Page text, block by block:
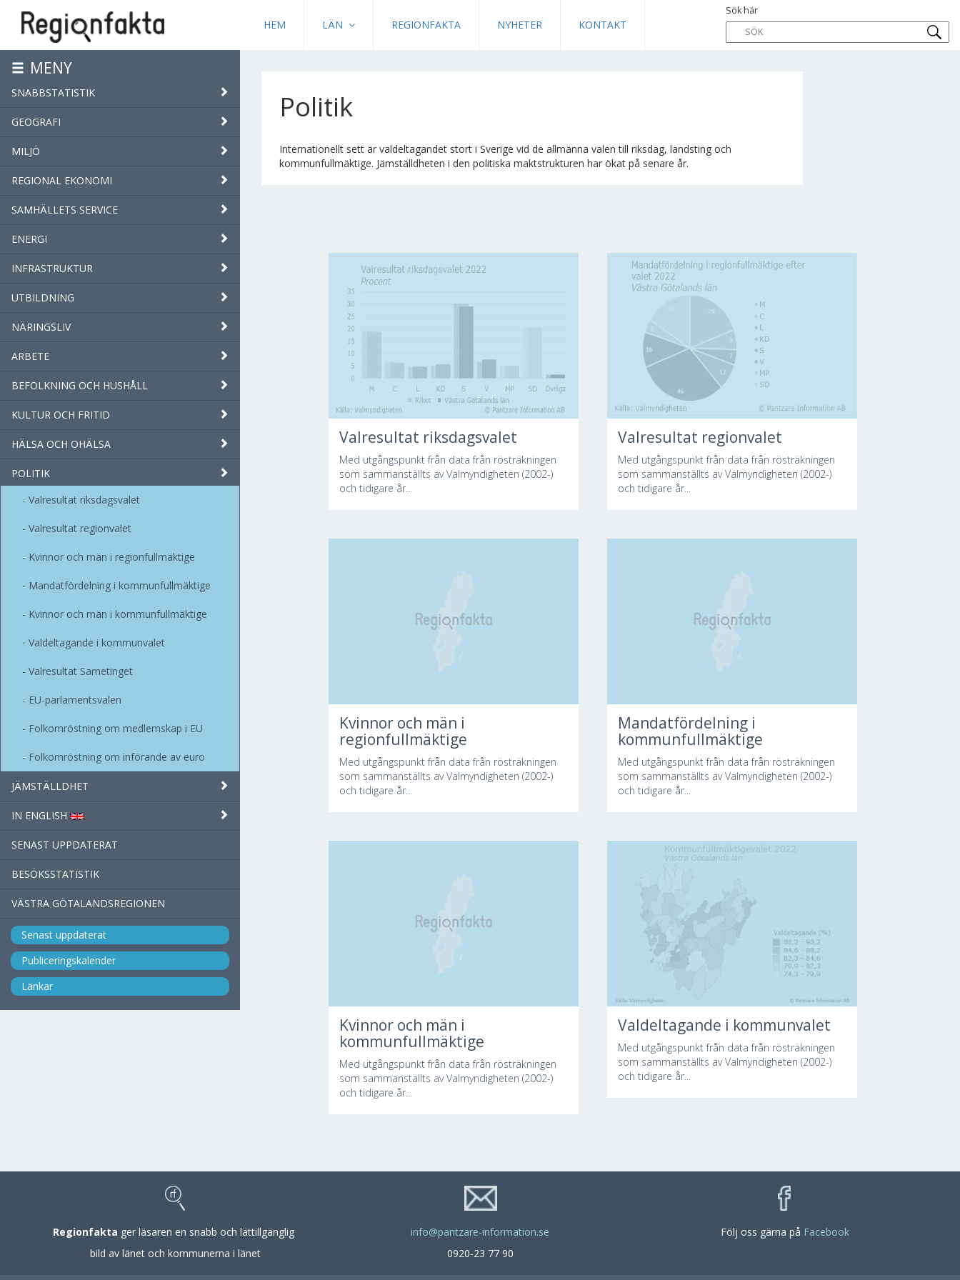
HEM LÄN REGIONFAKTA NYHETER KONTAKT
Sök här
MENY
SNABBSTATISTIK
GEOGRAFI
MILJÖ
REGIONAL EKONOMI
SAMHÄLLETS SERVICE
ENERGI
INFRASTRUKTUR
UTBILDNING
NÄRINGSLIV
ARBETE
BEFOLKNING OCH HUSHÅLL
KULTUR OCH FRITID
HÄLSA OCH OHÄLSA
POLITIK
Valresultat riksdagsvalet
Valresultat regionvalet
Kvinnor och män i regionfullmäktige
Mandatfördelning i kommunfullmäktige
Kvinnor och män i kommunfullmäktige
Valdeltagande i kommunvalet
Valresultat Sametinget
EU-parlamentsvalen
Folkomröstning om medlemskap i EU
Folkomröstning om införande av euro
JÄMSTÄLLDHET
IN ENGLISH
SENAST UPPDATERAT
BESÖKSSTATISTIK
VÄSTRA GÖTALANDSREGIONEN
Senast uppdaterat
Publiceringskalender
Länkar
Politik
Internationellt sett är valdeltagandet stort i Sverige vid de allmänna valen till riksdag, landsting och
kommunfullmäktige. Jämställdheten i den politiska maktstrukturen har ökat på senare år.
Valresultat riksdagsvalet
Med utgångspunkt från data från rösträkningen
som sammanställts av Valmyndigheten (2002-)
och tidigare år...
Valresultat regionvalet
Med utgångspunkt från data från rösträkningen
som sammanställts av Valmyndigheten (2002-)
och tidigare år...
Kvinnor och män i
regionfullmäktige
Med utgångspunkt från data från rösträkningen
som sammanställts av Valmyndigheten (2002-)
och tidigare år...
Mandatfördelning i
kommunfullmäktige
Med utgångspunkt från data från rösträkningen
som sammanställts av Valmyndigheten (2002-)
och tidigare år...
Kvinnor och män i
kommunfullmäktige
Med utgångspunkt från data från rösträkningen
som sammanställts av Valmyndigheten (2002-)
och tidigare år...
Valdeltagande i kommunvalet
Med utgångspunkt från data från rösträkningen
som sammanställts av Valmyndigheten (2002-)
och tidigare år...
Regionfakta ger läsaren en snabb och lättillgänglig
bild av länet och kommunerna i länet
info@pantzare-information.se
0920-23 77 90
Följ oss gärna på Facebook